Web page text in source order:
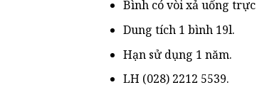
Bình có vòi xả uống
Dung tích 1 bình 19l.
Hạn sử dụng 1 năm.
LH (028) 2212 5539.